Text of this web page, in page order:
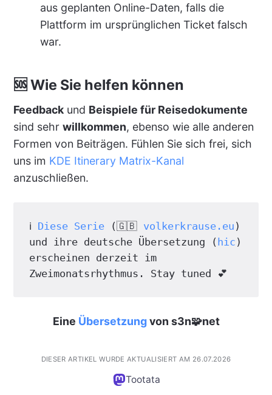
aus geplanten Online-Daten, falls die
Plattform im ursprünglichen Ticket falsch
war.
🆘 Wie Sie helfen können
Feedbackund Beispiele für Reisedokumente
sind sehr willkommen, ebenso wie alle anderen
Formen von Beiträgen. Fühlen Sie sich frei, sich
uns im KDE Itinerary Matrix-Kanal
anzuschließen.
ℹ️ Diese Serie (🇬🇧 volkerkrause.eu )
und ihre deutsche Übersetzung ( hic )
erscheinen derzeit im
Zweimonatsrhythmus. Stay tuned 💕
Eine Übersetzungvon s3n🧩net
DIESER ARTIKEL WURDE AKTUALISIERT AM 26.07.2026
Tootata